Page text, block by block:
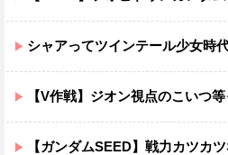
シャアってツインテール少女時代のハ
【V作戦】ジオン視点のこいつ等っ
【ガンダムSEED】戦力カツカツな序盤ってガ